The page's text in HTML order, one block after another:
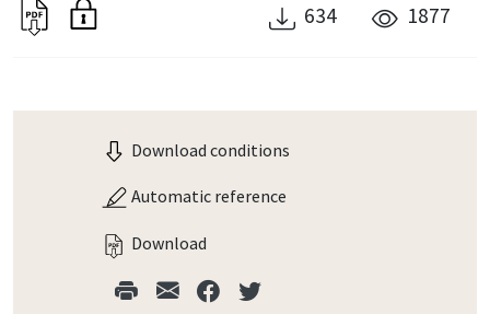
634 1877
Download conditions
Automatic reference
Download